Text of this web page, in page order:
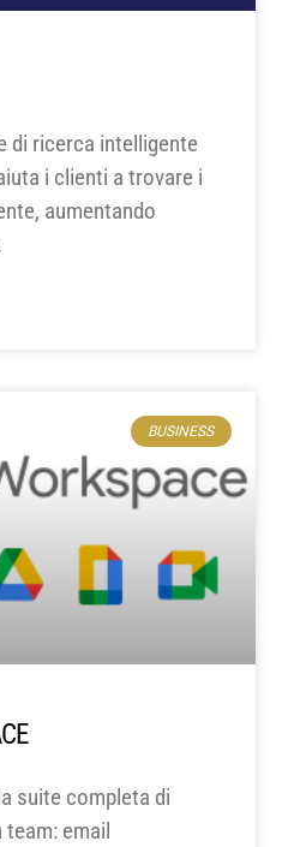
di ricerca intelligente
i clienti a trovare i
aumentando
BUSINESS
suite completa di
team: email